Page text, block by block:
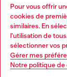
Pour vous offrir
cookies de
similaires. En
l'utilisation de
sélectionner vos
Gérer mes
Notre politique
Découvrez
magasin.
Choose your
You are currently
may be based in